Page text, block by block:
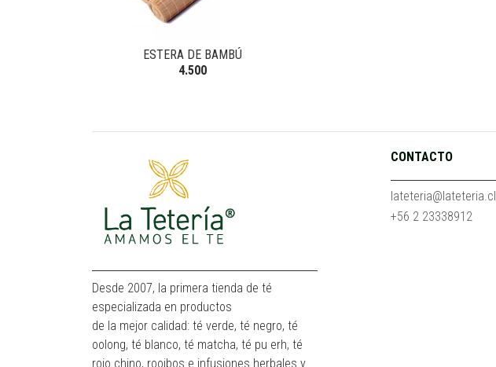
ESTERA DE BAMBÚ
4.500
Desde 2007, la primera tienda de té
especializada en productos
de la mejor calidad: té verde, té negro, té
oolong, té blanco, té matcha, té pu erh, té
rojo chino, rooibos e infusiones herbales y
CONTACTO
lateteria@lateteria.cl
+56 2 23338912